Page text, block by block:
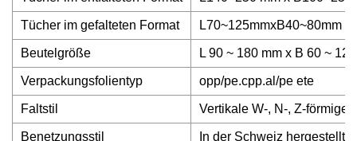
Tücher im gefalteten Format L70~125mmxB40~80mm
Beutelgröße L 90 ~ 180 mm x B 60 ~
Verpackungsfolientyp opp/pe.cpp.al/pe ete
Faltstil Vertikale W-, N-, Z-förmige
Benetzungsstil In der Schweiz